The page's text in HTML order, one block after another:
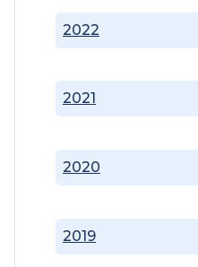
2019
2020
2021
2022